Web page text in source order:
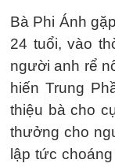
Bà Phi Ánh
24 tuổi, vào
người anh rể
hiến Trung
thiệu bà cho
thưởng cho
lập tức